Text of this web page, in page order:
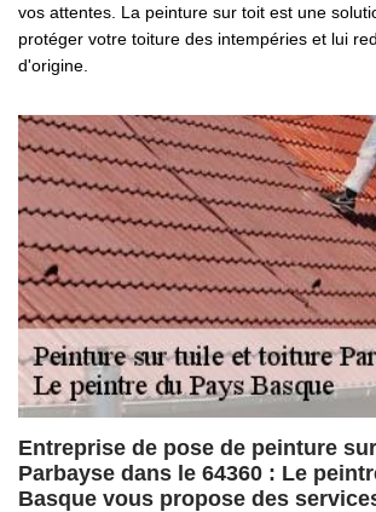
vos attentes. La peinture sur toit est une
protéger votre toiture des intempéries et lui
d'origine.
Entreprise de pose de peinture
Parbayse dans le 64360 : Le
Basque vous propose des